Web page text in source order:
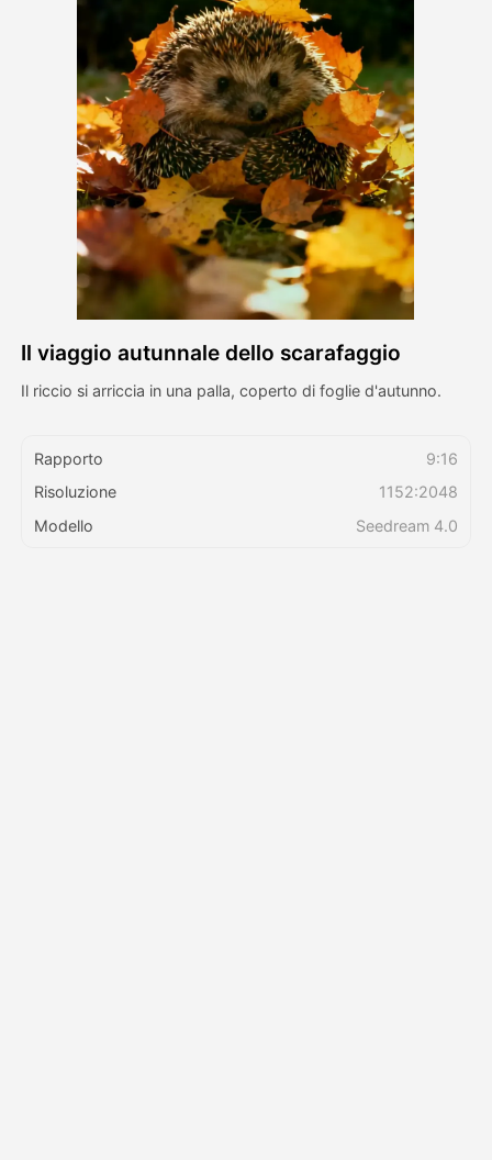
Video di Avatar
Video di AI
Foto
Altri strumenti
Vedi tutti i modelli
Galleria
Blog
Il viaggio autunnale dello scarafaggio
Il riccio si arriccia in una palla, coperto di foglie d'autunno.
Rapporto
9:16
Risoluzione
1152:2048
Modello
Seedream 4.0